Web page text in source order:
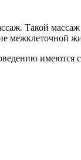
Такой
межклеточной
имеются